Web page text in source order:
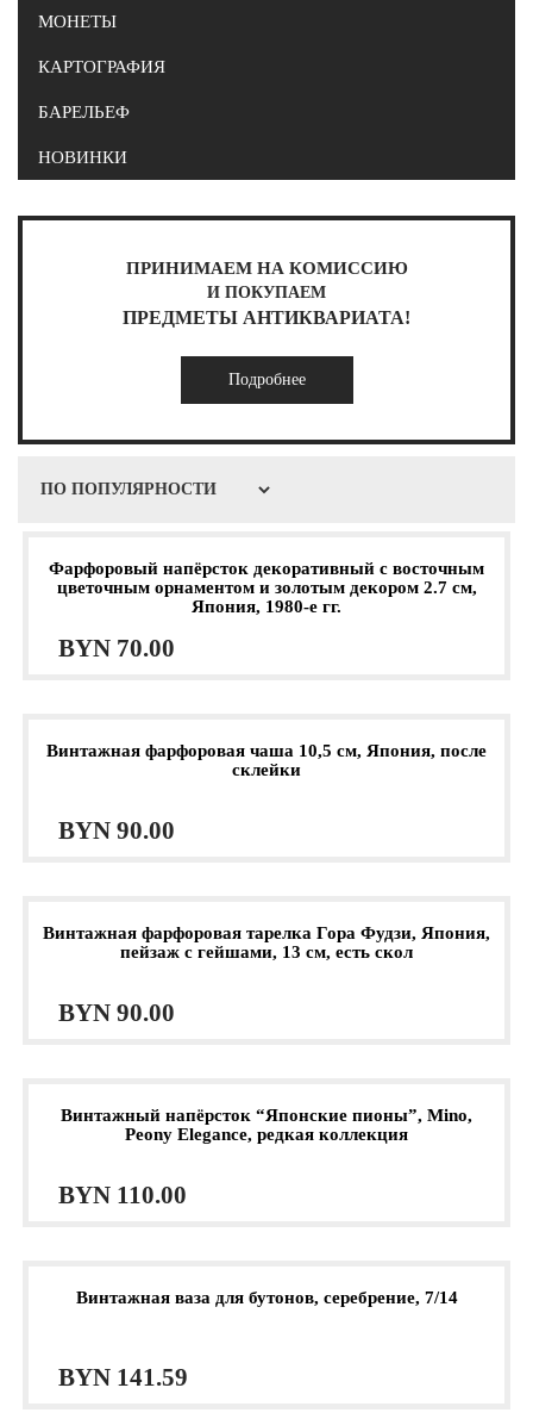
МОНЕТЫ
КАРТОГРАФИЯ
БАРЕЛЬЕФ
НОВИНКИ
ПРИНИМАЕМ НА КОМИССИЮ
И ПОКУПАЕМ
ПРЕДМЕТЫ АНТИКВАРИАТА!
Подробнее
Фарфоровый напёрсток декоративный с восточным
цветочным орнаментом и золотым декором 2.7 см,
Япония, 1980-е гг.
BYN 70.00
Винтажная фарфоровая чаша 10,5 см, Япония, после
склейки
BYN 90.00
Винтажная фарфоровая тарелка Гора Фудзи, Япония,
пейзаж с гейшами, 13 см, есть скол
BYN 90.00
Винтажный напёрсток “Японские пионы”, Mino,
Peony Elegance, редкая коллекция
BYN 110.00
Винтажная ваза для бутонов, серебрение, 7/14
BYN 141.59